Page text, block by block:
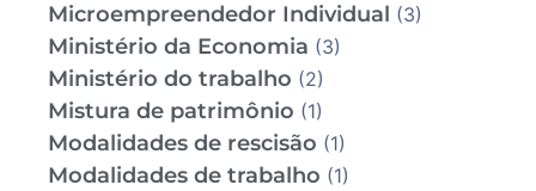
Microempreendedor Individual (3)
Ministério da Economia (3)
Ministério do trabalho (2)
Mistura de patrimônio (1)
Modalidades de rescisão (1)
Modalidades de trabalho (1)